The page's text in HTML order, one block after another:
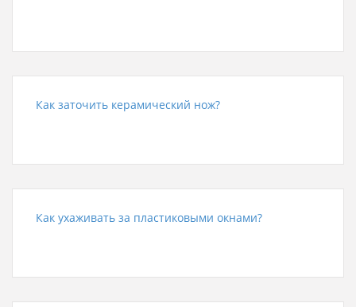
Как заточить керамический нож?
Как ухаживать за пластиковыми окнами?